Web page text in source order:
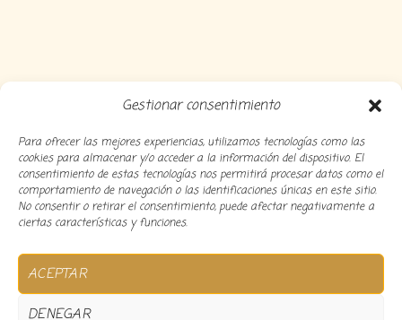
Gestionar consentimiento
Para ofrecer las mejores experiencias, utilizamos tecnologías como las
cookies para almacenar y/o acceder a la información del dispositivo. El
consentimiento de estas tecnologías nos permitirá procesar datos como el
comportamiento de navegación o las identificaciones únicas en este sitio.
No consentir o retirar el consentimiento, puede afectar negativamente a
ciertas características y funciones.
ACEPTAR
DENEGAR
Copyright 2024 Decocousiñas – Desarrollado por
informatico